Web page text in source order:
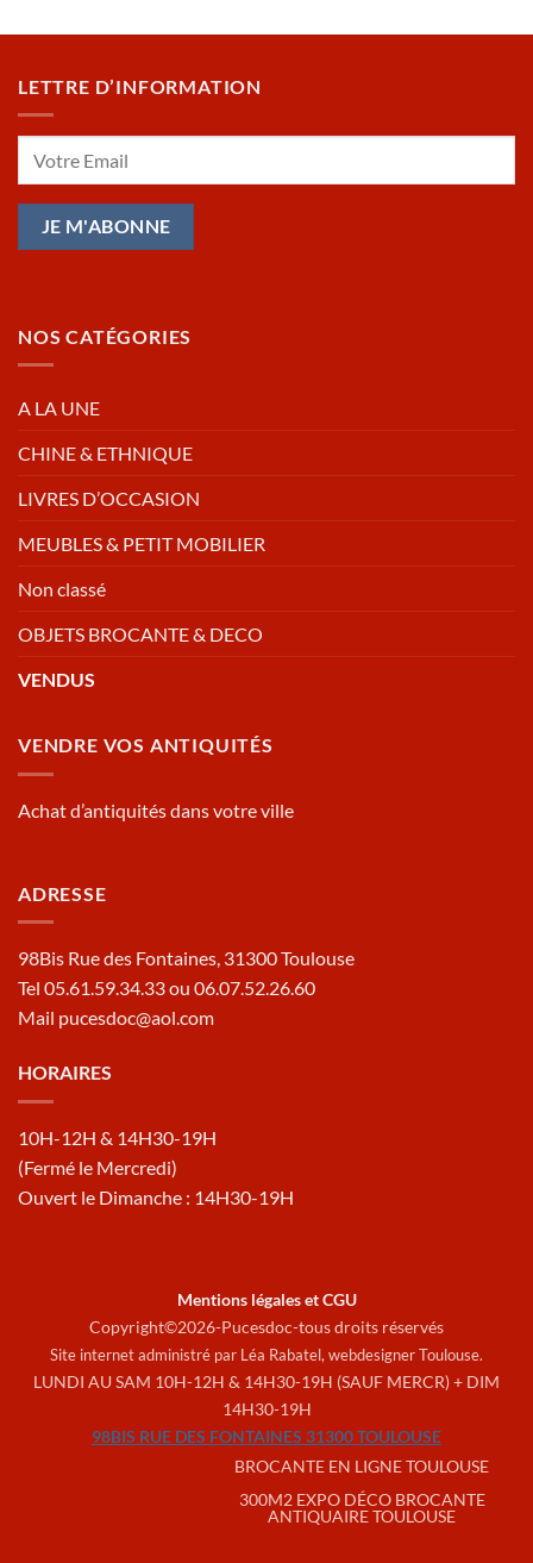
LETTRE D’INFORMATION
NOS CATÉGORIES
A LA UNE
CHINE & ETHNIQUE
LIVRES D’OCCASION
MEUBLES & PETIT MOBILIER
Non classé
OBJETS BROCANTE & DECO
VENDUS
VENDRE VOS ANTIQUITÉS
Achat d’antiquités dans votre ville
ADRESSE
98Bis Rue des Fontaines, 31300 Toulouse
Tel 05.61.59.34.33 ou 06.07.52.26.60
Mail pucesdoc@aol.com
HORAIRES
10H-12H & 14H30-19H
(Fermé le Mercredi)
Ouvert le Dimanche : 14H30-19H
Mentions légales et CGU
Copyright©2026-Pucesdoc-tous droits réservés
Site internet administré par Léa Rabatel, webdesigner Toulouse.
LUNDI AU SAM 10H-12H & 14H30-19H (SAUF MERCR) + DIM
14H30-19H
98BIS RUE DES FONTAINES 31300 TOULOUSE
BROCANTE EN LIGNE TOULOUSE
300M2 EXPO DÉCO BROCANTE
ANTIQUAIRE TOULOUSE